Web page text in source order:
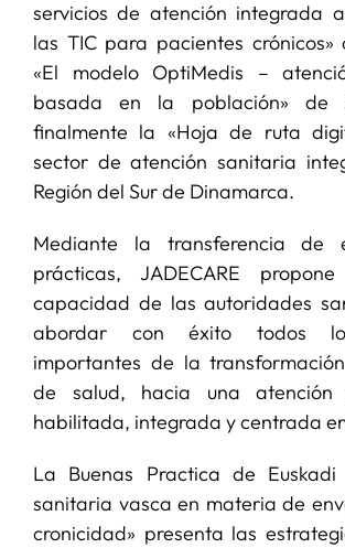
servicios de atención integrada
las TIC para pacientes crónicos»
«El modelo OptiMedis –
basada en la población» de
finalmente la «Hoja de ruta
sector de atención sanitaria
Región del Sur de Dinamarca.
Mediante la transferencia de
prácticas, JADECARE
capacidad de las autoridades
abordar con éxito todos
importantes de la
de salud, hacia una atención
habilitada, integrada y centrada
La Buenas Practica de
sanitaria vasca en materia de
cronicidad» presenta las